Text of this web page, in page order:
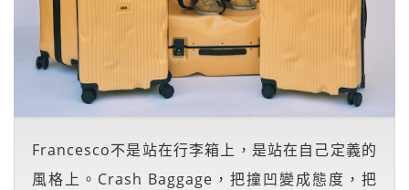
Francesco不是站在行李箱上，是站在自己定義的
風格上。Crash Baggage，把撞凹變成態度，把